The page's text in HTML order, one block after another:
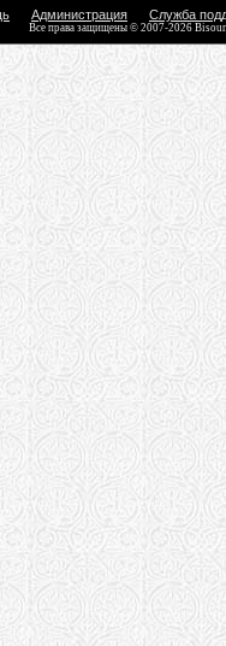
Администрация Служба
Все права защищены © 2007-2026